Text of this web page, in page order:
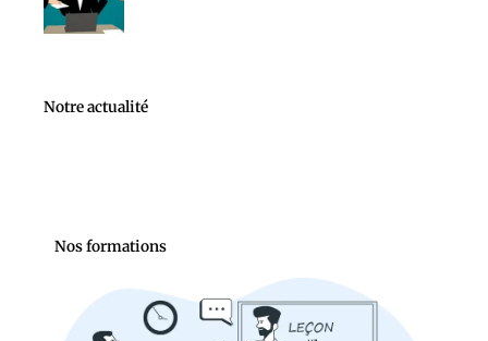
Notre actualité
Nos formations